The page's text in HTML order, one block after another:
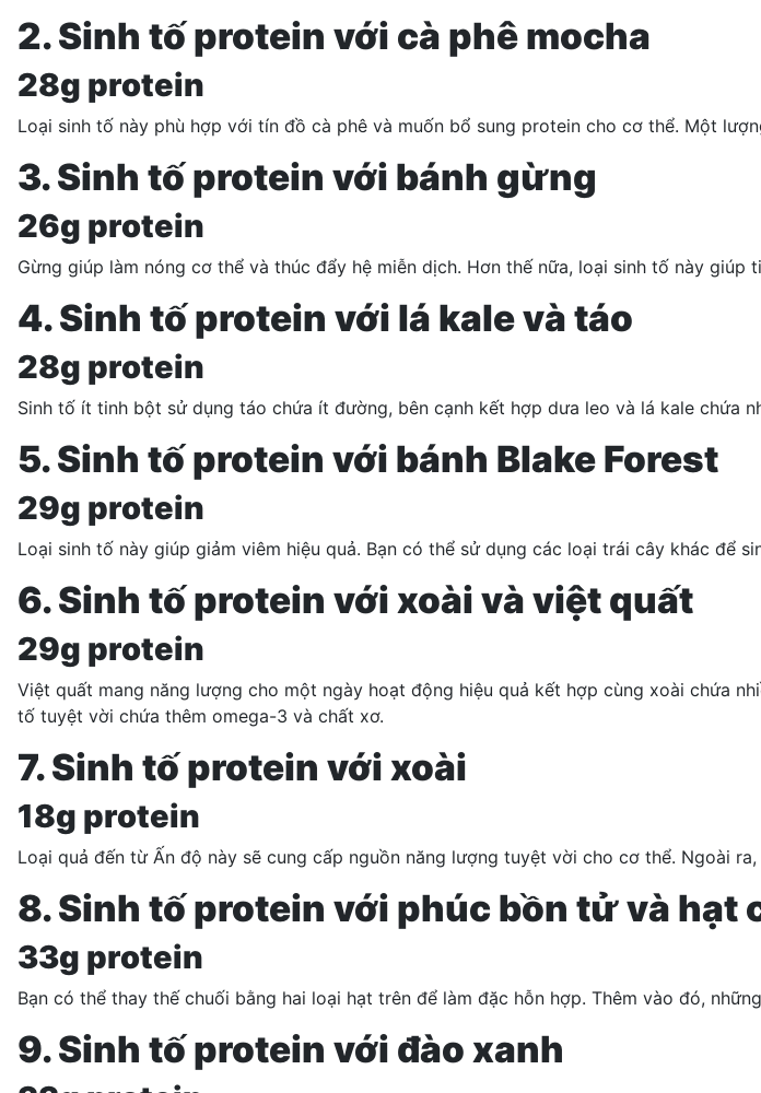
2. Sinh tố protein với cà phê mocha
28g protein
Loại sinh tố này phù hợp với tín đồ cà phê và muốn bổ sung protein cho cơ thể. Một
3. Sinh tố protein với bánh gừng
26g protein
Gừng giúp làm nóng cơ thể và thúc đẩy hệ miễn dịch. Hơn thế nữa, loại sinh tố này giúp
4. Sinh tố protein với lá kale và táo
28g protein
Sinh tố ít tinh bột sử dụng táo chứa ít đường, bên cạnh kết hợp dưa leo và lá kale chứa
5. Sinh tố protein với bánh Blake Forest
29g protein
Loại sinh tố này giúp giảm viêm hiệu quả. Bạn có thể sử dụng các loại trái cây khác để
6. Sinh tố protein với xoài và việt quất
29g protein
Việt quất mang năng lượng cho một ngày hoạt động hiệu quả kết hợp cùng xoài chứa
tố tuyệt vời chứa thêm omega-3 và chất xơ.
7. Sinh tố protein với xoài
18g protein
Loại quả đến từ Ấn độ này sẽ cung cấp nguồn năng lượng tuyệt vời cho cơ thể. Ngoài
8. Sinh tố protein với phúc bồn tử và hạt
33g protein
Bạn có thể thay thế chuối bằng hai loại hạt trên để làm đặc hỗn hợp. Thêm vào đó,
9. Sinh tố protein với đào xanh